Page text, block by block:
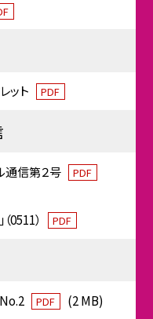
ット PDF
通信第２号 PDF
0511）
PDF
PDF
(2 MB)